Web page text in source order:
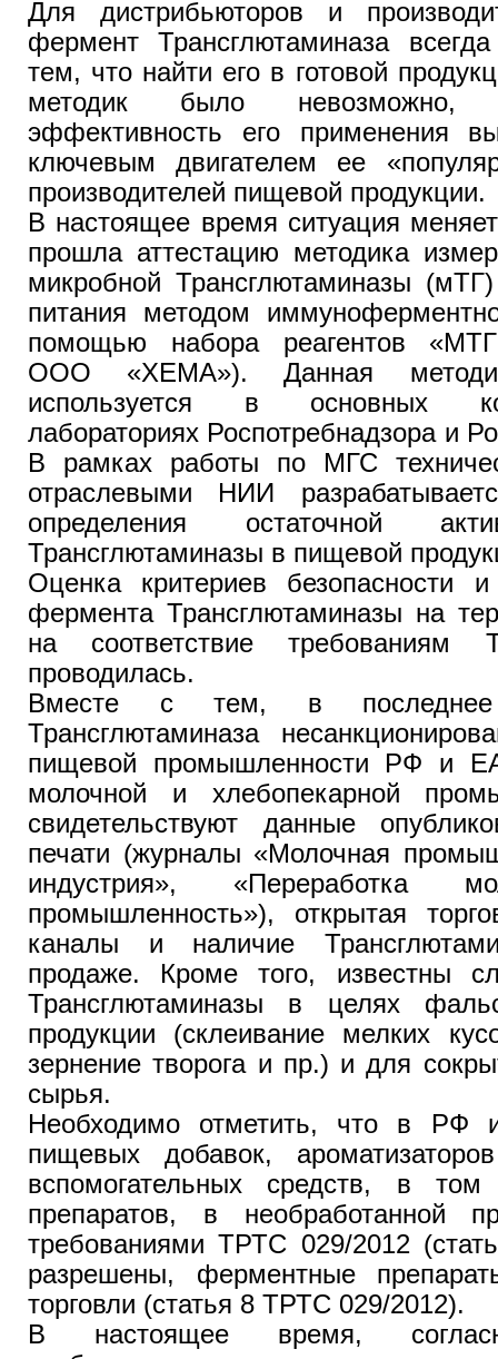
Для дистрибьюторов и
фермент Трансглютаминаза
тем, что найти его в готовой
методик было невозможно,
эффективность его применения
ключевым двигателем ее
производителей пищевой продукции.
В настоящее время ситуация
прошла аттестацию методика
микробной Трансглютаминазы
питания методом
помощью набора реагентов
ООО «ХЕМА»). Данная
используется в основных
лабораториях Роспотребнадзора и
В рамках работы по МГС
отраслевыми НИИ
определения остаточной
Трансглютаминазы в пищевой
Оценка критериев безопасности
фермента Трансглютаминазы на
на соответствие
проводилась.
Вместе с тем, в
Трансглютаминаза
пищевой промышленности РФ и
молочной и хлебопекарной
свидетельствуют данные
печати (журналы «Молочная
индустрия», «Переработка
промышленность»), открытая
каналы и наличие
продаже. Кроме того, известны
Трансглютаминазы в целях
продукции (склеивание мелких
зернение творога и пр.) и для
сырья.
Необходимо отметить, что в РФ
пищевых добавок,
вспомогательных средств, в
препаратов, в необработанной
требованиями ТРТС 029/2012
разрешены, ферментные
торговли (статья 8 ТРТС 029/2012).
В настоящее время,